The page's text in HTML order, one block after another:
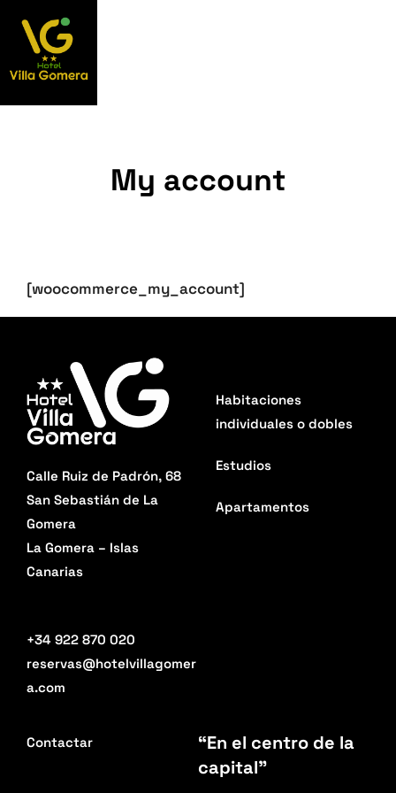
My account
[woocommerce_my_account]
Calle Ruiz de Padrón, 68
San Sebastián de La
Gomera
La Gomera – Islas
Canarias
+34 922 870 020
reservas@hotelvillagomer
a.com
Habitaciones
individuales o dobles
Estudios
Apartamentos
Contactar
“En el centro de la
capital”